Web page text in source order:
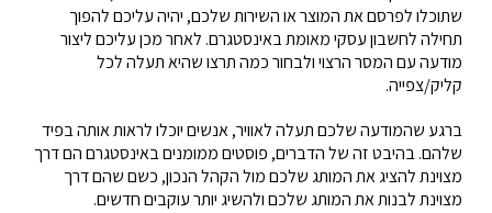
שתוכלו לפרסם את המוצר או השירות שלכם, יהיה עליכם להפוך
תחילה לחשבון עסקי מאומת באינסטגרם. לאחר מכן עליכם ליצור
מודעה עם המסר הרצוי ולבחור כמה תרצו שהיא תעלה לכל
קליק/צפייה.
ברגע שהמודעה שלכם תעלה לאוויר, אנשים יוכלו לראות אותה בפיד
שלהם. בהיבט זה של הדברים, פוסטים ממומנים באינסטגרם הם דרך
מצוינת להציג את המותג שלכם מול הקהל הנכון, כשם שהם דרך
מצוינת לבנות את המותג שלכם ולהשיג יותר עוקבים חדשים.